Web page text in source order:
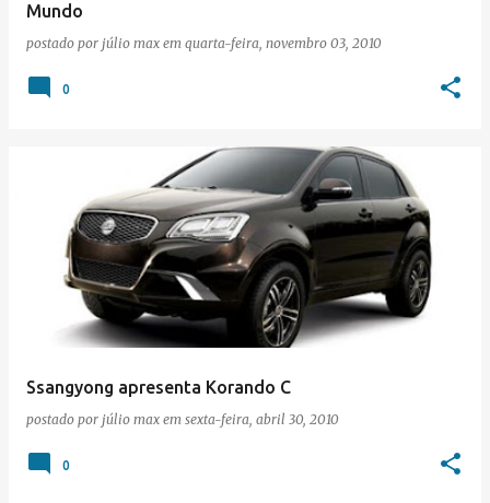
Mundo
postado por júlio max em quarta-feira, novembro 03, 2010
0
Ssangyong apresenta Korando C
postado por júlio max em sexta-feira, abril 30, 2010
0